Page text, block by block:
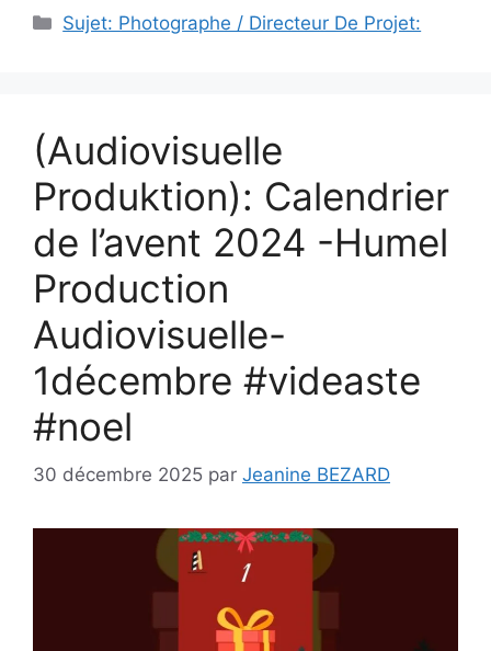
Catégories
Sujet: Photographe / Directeur De Projet:
(Audiovisuelle
Produktion): Calendrier
de l’avent 2024 -Humel
Production
Audiovisuelle-
1décembre #videaste
#noel
30 décembre 2025 par Jeanine BEZARD